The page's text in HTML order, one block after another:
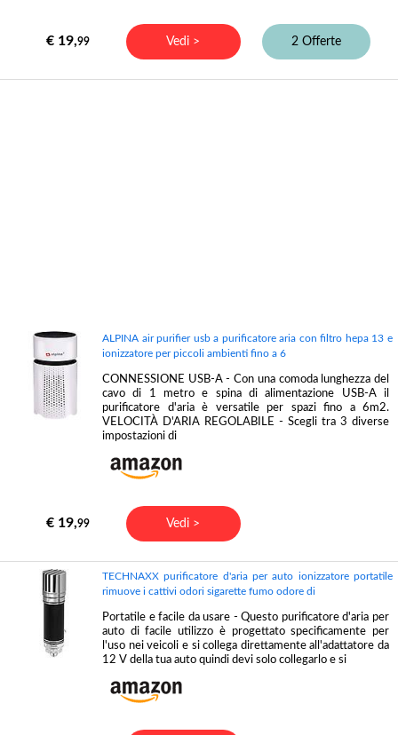
€ 19,99 Vedi > 2 Offerte
ALPINA air purifier usb a purificatore aria con filtro hepa 13 e
ionizzatore per piccoli ambienti fino a 6
CONNESSIONE USB-A - Con una comoda lunghezza del
cavo di 1 metro e spina di alimentazione USB-A il
purificatore d'aria è versatile per spazi fino a 6m2.
VELOCITÀ D'ARIA REGOLABILE - Scegli tra 3 diverse
impostazioni di
€ 19,99 Vedi >
TECHNAXX purificatore d'aria per auto ionizzatore portatile
rimuove i cattivi odori sigarette fumo odore di
Portatile e facile da usare - Questo purificatore d'aria per
auto di facile utilizzo è progettato specificamente per
l'uso nei veicoli e si collega direttamente all'adattatore da
12 V della tua auto quindi devi solo collegarlo e si